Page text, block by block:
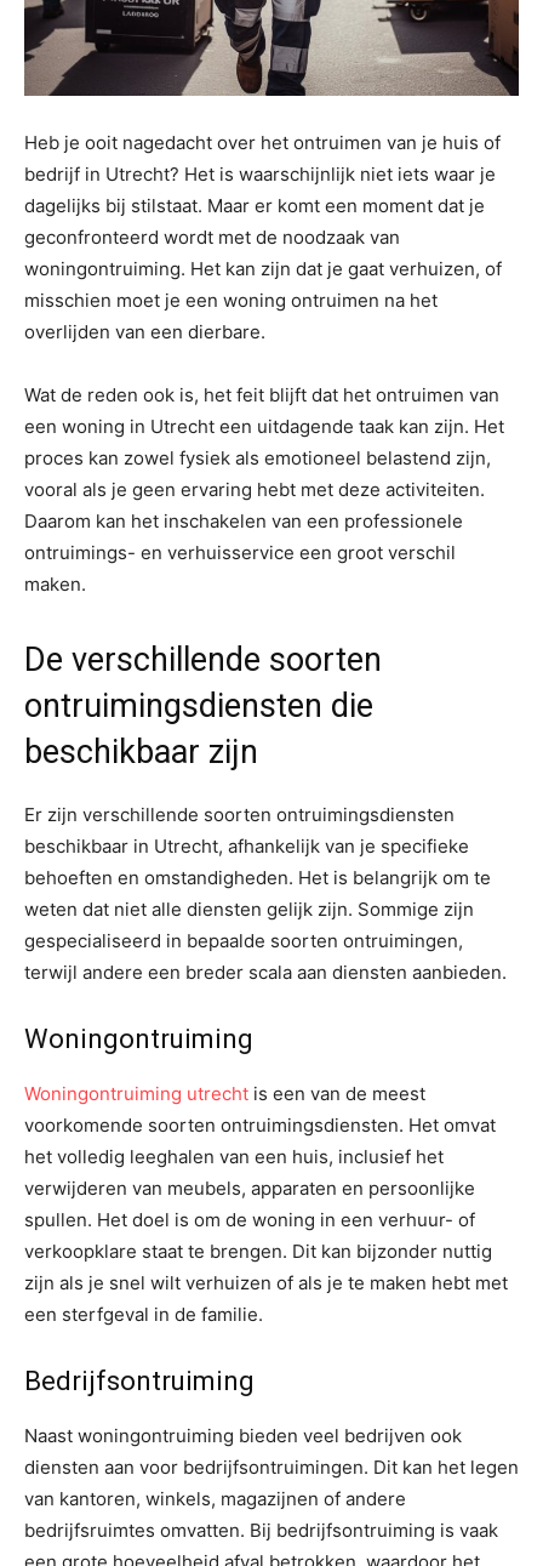
Heb je ooit nagedacht over het ontruimen van je huis of
bedrijf in Utrecht? Het is waarschijnlijk niet iets waar je
dagelijks bij stilstaat. Maar er komt een moment dat je
geconfronteerd wordt met de noodzaak van
woningontruiming. Het kan zijn dat je gaat verhuizen, of
misschien moet je een woning ontruimen na het
overlijden van een dierbare.
Wat de reden ook is, het feit blijft dat het ontruimen van
een woning in Utrecht een uitdagende taak kan zijn. Het
proces kan zowel fysiek als emotioneel belastend zijn,
vooral als je geen ervaring hebt met deze activiteiten.
Daarom kan het inschakelen van een professionele
ontruimings- en verhuisservice een groot verschil
maken.
De verschillende soorten
ontruimingsdiensten die
beschikbaar zijn
Er zijn verschillende soorten ontruimingsdiensten
beschikbaar in Utrecht, afhankelijk van je specifieke
behoeften en omstandigheden. Het is belangrijk om te
weten dat niet alle diensten gelijk zijn. Sommige zijn
gespecialiseerd in bepaalde soorten ontruimingen,
terwijl andere een breder scala aan diensten aanbieden.
Woningontruiming
Woningontruiming utrecht is een van de meest
voorkomende soorten ontruimingsdiensten. Het omvat
het volledig leeghalen van een huis, inclusief het
verwijderen van meubels, apparaten en persoonlijke
spullen. Het doel is om de woning in een verhuur- of
verkoopklare staat te brengen. Dit kan bijzonder nuttig
zijn als je snel wilt verhuizen of als je te maken hebt met
een sterfgeval in de familie.
Bedrijfsontruiming
Naast woningontruiming bieden veel bedrijven ook
diensten aan voor bedrijfsontruimingen. Dit kan het legen
van kantoren, winkels, magazijnen of andere
bedrijfsruimtes omvatten. Bij bedrijfsontruiming is vaak